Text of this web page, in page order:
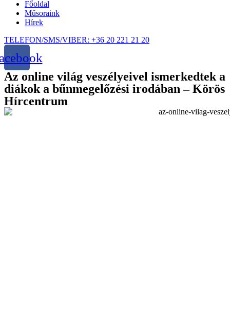
Főoldal
Műsoraink
Hírek
TELEFON/SMS/VIBER: +36 20 221 21 20
Az online világ veszélyeivel ismerkedtek a
diákok a bűnmegelőzési irodában – Körös
Hírcentrum